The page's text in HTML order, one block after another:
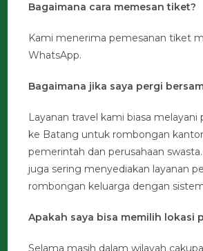
Bagaimana cara memesan tiket?
Kami menerima pemesanan tiket
WhatsApp.
Bagaimana jika saya pergi
Layanan travel kami biasa melayani
ke Batang untuk rombongan
pemerintah dan perusahaan
juga sering menyediakan layanan
rombongan keluarga dengan
Apakah saya bisa memilih lokasi
Selama masih dalam wilayah